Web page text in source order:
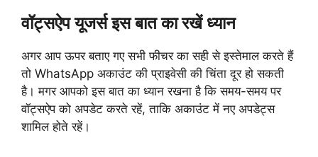
वॉट्सऐप यूजर्स इस बात का रखें ध्यान
अगर आप ऊपर बताए गए सभी फीचर का सही से इस्तेमाल करते हैं
तो WhatsApp अकाउंट की प्राइवेसी की चिंता दूर हो सकती
है। मगर आपको इस बात का ध्यान रखना है कि समय-समय पर
वॉट्सऐप को अपडेट करते रहें, ताकि अकाउंट में नए अपडेट्स
शामिल होते रहें।